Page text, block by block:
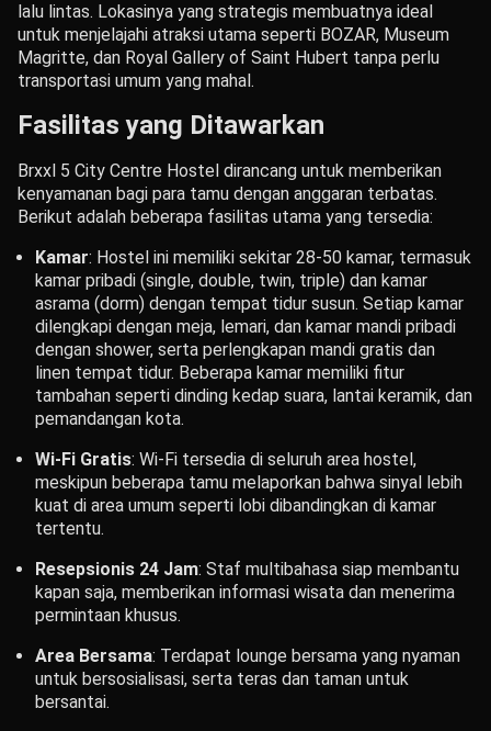
lalu lintas. Lokasinya yang strategis membuatnya ideal
untuk menjelajahi atraksi utama seperti BOZAR, Museum
Magritte, dan Royal Gallery of Saint Hubert tanpa perlu
transportasi umum yang mahal.
Fasilitas yang Ditawarkan
Brxxl 5 City Centre Hostel dirancang untuk memberikan
kenyamanan bagi para tamu dengan anggaran terbatas.
Berikut adalah beberapa fasilitas utama yang tersedia:
Kamar: Hostel ini memiliki sekitar 28-50 kamar, termasuk
kamar pribadi (single, double, twin, triple) dan kamar
asrama (dorm) dengan tempat tidur susun. Setiap kamar
dilengkapi dengan meja, lemari, dan kamar mandi pribadi
dengan shower, serta perlengkapan mandi gratis dan
linen tempat tidur. Beberapa kamar memiliki fitur
tambahan seperti dinding kedap suara, lantai keramik, dan
pemandangan kota.
Wi-Fi Gratis: Wi-Fi tersedia di seluruh area hostel,
meskipun beberapa tamu melaporkan bahwa sinyal lebih
kuat di area umum seperti lobi dibandingkan di kamar
tertentu.
Resepsionis 24 Jam: Staf multibahasa siap membantu
kapan saja, memberikan informasi wisata dan menerima
permintaan khusus.
Area Bersama: Terdapat lounge bersama yang nyaman
untuk bersosialisasi, serta teras dan taman untuk
bersantai.